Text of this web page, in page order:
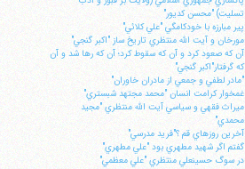
تسليت) "محسن كديور"
پير مبارزه با خودكامگي "علي كلائي"
مورخان و آيت الله منتظري تاريخ ساز "اكبر گنجي"
آن كه صعود كرد و آن كه سقوط كرد؛ آن كه رها شد و آن
كه گرفتار"اكبر گنجي"
"مادر لطفي و جمعي از مادران خاوران"
غمخوار كرامت انسان "محمد مجتهد شبستري"
ميراث فقهي و سياسي آيت الله منتظري "مجيد
محمدي"
آخرين روزهاي قم ؟"فريد مدرسي"
گفتم اگر شهيد مطهري بود "علي مطهري"
در سوگ حسينعلي منتظري "علي معظمي"